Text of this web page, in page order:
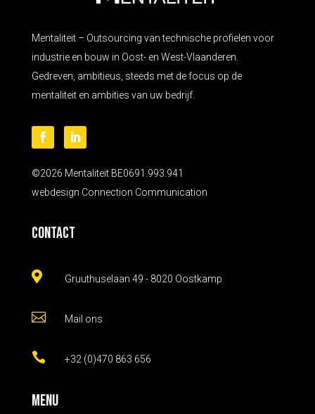
Mentaliteit – Outsourcing van technische profielen voor
industrie en bouw in Oost- en West-Vlaanderen.
Gedreven, ambitieus, steeds met de focus op de
mentaliteit en ambities van uw bedrijf.
©2026 Mentaliteit BE0691.993.941
webdesign Connection Communication
Contact
 Gruuthuselaan 49 - 8020 Oostkamp
 Mail ons
 +32 (0)470 863 656
Menu